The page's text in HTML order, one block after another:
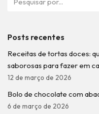
Posts recentes
Receitas de tortas doces:
saborosas para fazer em
12 de março de 2026
Bolo de chocolate com
6 de março de 2026